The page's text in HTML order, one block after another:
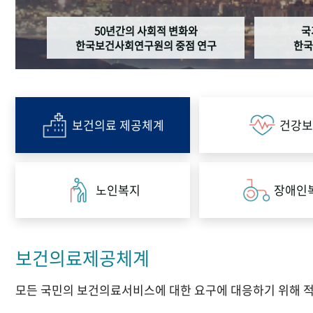
50년간의 사회적 변화와
한국보건사회연구원의 중점 연구
한
보건의료 제공체계 건강
노인복지 장애인
보건의료제공체계
모든 국민의 보건의료서비스에 대한 요구에 대응하기 위해